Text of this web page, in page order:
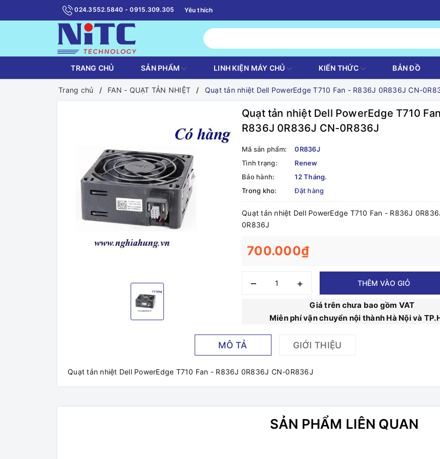
024.3552.5840 - 0915.309.305 Yêu thích
TRANG CHỦ SẢN PHẨM LINH KIỆN MÁY CHỦ KIẾN THỨC BẢN ĐỒ
Trang chủ FAN - QUẠT TẢN NHIỆT Quạt tản nhiệt Dell PowerEdge T710 Fan - R836J 0R836J CN-
Quạt tản nhiệt Dell PowerEdge T710
R836J 0R836J CN-0R836J
Mã sản phẩm:
0R836J
Tình trạng:
Renew
Bảo hành:
12 Tháng.
Trong kho:
Đặt hàng
Quạt tản nhiệt Dell PowerEdge T710 Fan - R836J
0R836J
700.000₫
– + THÊM VÀO GIỎ
Giá trên chưa bao gồm VAT
Miễn phí vận chuyển nội thành Hà Nội và
MÔ TẢ GIỚI THIỆU
Quạt tản nhiệt Dell PowerEdge T710 Fan - R836J 0R836J CN-0R836J
SẢN PHẨM LIÊN QUAN